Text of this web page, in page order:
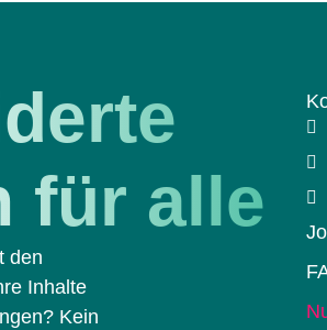
für alle
den
Inhalte
Kein